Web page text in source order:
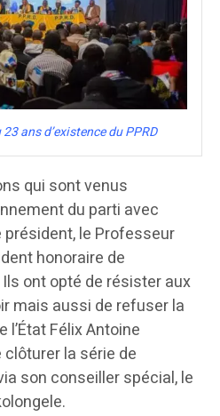
ans d’existence du PPRD
qui sont venus
du parti avec
le Professeur
honoraire de
ont opté de résister aux
mais aussi de refuser la
Félix Antoine
la série de
son conseiller spécial, le